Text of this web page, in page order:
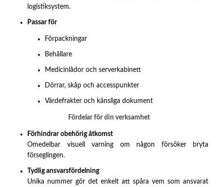
logistiksystem.
Passar för
Förpackningar
Behållare
Medicinlådor och serverkabinett
Dörrar, skåp och accesspunkter
Värdefrakter och känsliga dokument
Fördelar för din verksamhet
Förhindrar obehörig åtkomst
Omedelbar visuell varning om någon försöker bryta
förseglingen.
Tydlig ansvarsfördelning
Unika nummer gör det enkelt att spåra vem som ansvarat